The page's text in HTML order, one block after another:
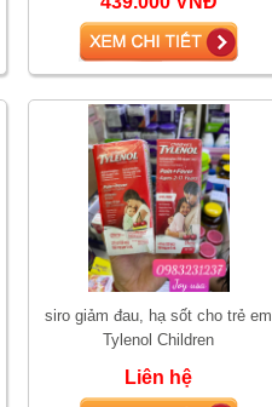
siro giảm đau, hạ sốt cho trẻ em
Tylenol Children
Liên hệ